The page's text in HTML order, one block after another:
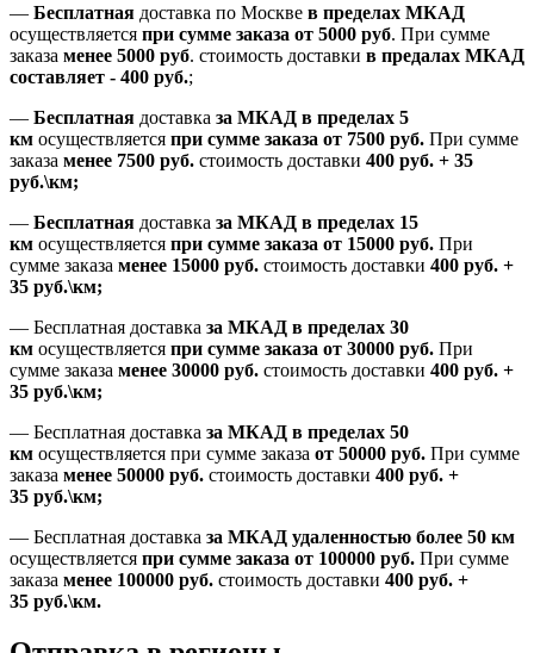
— Бесплатная доставка по Москве в пределах МКАД
осуществляется при сумме заказа от 5000 руб. При сумме
заказа менее 5000 руб. стоимость доставки в предалах МКАД
составляет - 400 руб.;
— Бесплатная доставка за МКАД в пределах 5
км осуществляется при сумме заказа от 7500 руб. При сумме
заказа менее 7500 руб. стоимость доставки 400 руб. + 35
руб.\км;
— Бесплатная доставка за МКАД в пределах 15
км осуществляется при сумме заказа от 15000 руб. При
сумме заказа менее 15000 руб. стоимость доставки 400 руб. +
35 руб.\км;
— Бесплатная доставка за МКАД в пределах 30
км осуществляется при сумме заказа от 30000 руб. При
сумме заказа менее 30000 руб. стоимость доставки 400 руб. +
35 руб.\км;
— Бесплатная доставка за МКАД в пределах 50
км осуществляется при сумме заказа от 50000 руб. При сумме
заказа менее 50000 руб. стоимость доставки 400 руб. +
35 руб.\км;
— Бесплатная доставка за МКАД удаленностью более 50 км
осуществляется при сумме заказа от 100000 руб. При сумме
заказа менее 100000 руб. стоимость доставки 400 руб. +
35 руб.\км.